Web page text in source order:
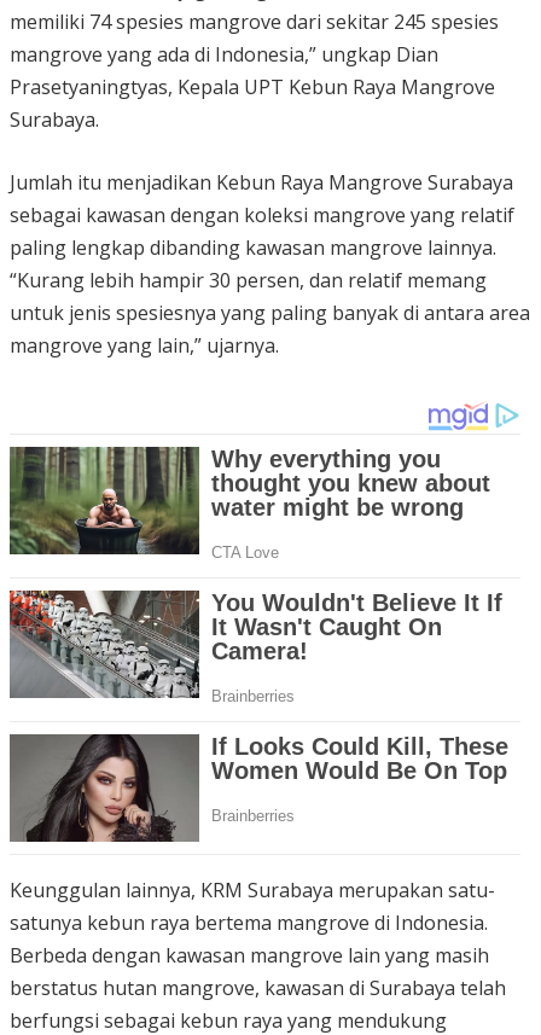
memiliki 74 spesies mangrove dari sekitar 245 spesies
mangrove yang ada di Indonesia,” ungkap Dian
Prasetyaningtyas, Kepala UPT Kebun Raya Mangrove
Surabaya.
Jumlah itu menjadikan Kebun Raya Mangrove Surabaya
sebagai kawasan dengan koleksi mangrove yang relatif
paling lengkap dibanding kawasan mangrove lainnya.
“Kurang lebih hampir 30 persen, dan relatif memang
untuk jenis spesiesnya yang paling banyak di antara area
mangrove yang lain,” ujarnya.
Keunggulan lainnya, KRM Surabaya merupakan satu-
satunya kebun raya bertema mangrove di Indonesia.
Berbeda dengan kawasan mangrove lain yang masih
berstatus hutan mangrove, kawasan di Surabaya telah
berfungsi sebagai kebun raya yang mendukung